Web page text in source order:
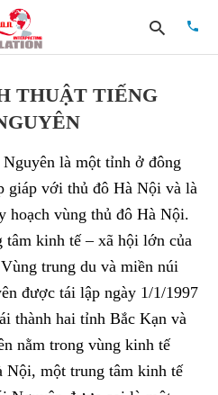
query
and
THUẬT TIẾNG
là một tỉnh ở đông
giáp với thủ đô Hà Nội và là
hoạch vùng thủ đô Hà Nội.
tâm kinh tế – xã hội lớn của
trung du và miền núi
được tái lập ngày 1/1/1997
thành hai tỉnh Bắc Kạn và
nằm trong vùng kinh tế
Nội, một trung tâm kinh tế